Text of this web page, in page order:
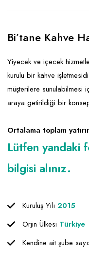
Bi’tane Kahve
Yiyecek ve içecek
kurulu bir kahve
müşterilere sunulabilmesi
araya getirildiği bir
Ortalama toplam
Lütfen yandaki
bilgisi alınız.
Kuruluş Yılı 2015
Orjin Ülkesi Türkiye
Kendine ait şube